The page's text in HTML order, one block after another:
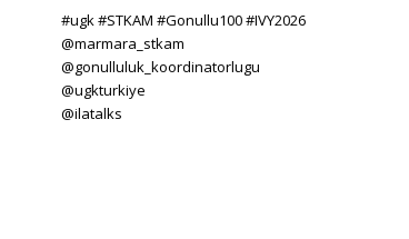
#ugk #STKAM #Gonullu100 #IVY2026
@marmara_stkam
@gonulluluk_koordinatorlugu
@ugkturkiye
@ilatalks